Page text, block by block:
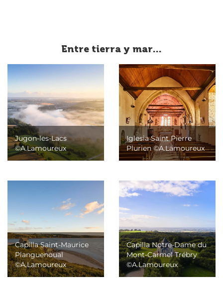
Entre tierra y mar...
Jugon-les-Lacs
©A.Lamoureux
Iglesia Saint Pierre
Plurien ©A.Lamoureux
Capilla Saint-Maurice
Planguenoual
©A.Lamoureux
Capilla Notre-Dame du
Mont-Carmel Trébry
©A.Lamoureux